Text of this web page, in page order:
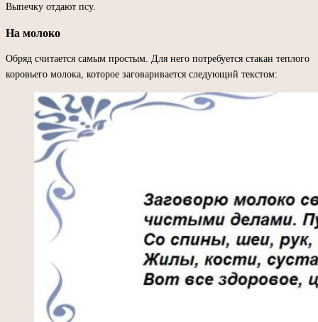
Выпечку отдают псу.
На молоко
Обряд считается самым простым. Для него потребуется стакан теплого
коровьего молока, которое заговаривается следующий текстом: